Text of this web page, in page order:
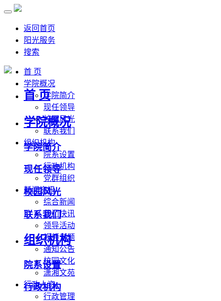
返回首页
阳光服务
搜索
首 页
学院概况
学院简介
现任领导
校园风光
联系我们
组织机构
院系设置
行政机构
党群组织
新闻资讯
综合新闻
部门快讯
领导活动
视频专题
通知公告
校园文化
潇湘文苑
行政人资
行政管理
首 页
学院概况
学院简介
现任领导
校园风光
联系我们
组织机构
院系设置
行政机构